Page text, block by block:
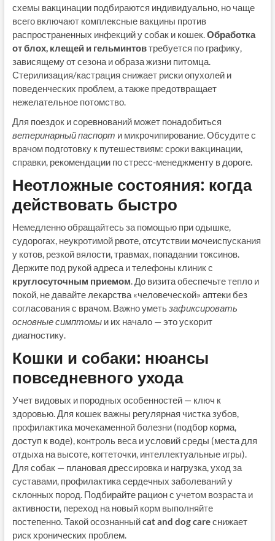
схемы вакцинации подбираются индивидуально, но чаще
всего включают комплексные вакцины против
распространенных инфекций у собак и кошек.Обработка
от блох, клещей и гельминтовтребуется по графику,
зависящему от сезона и образа жизни питомца.
Стерилизация/кастрация снижает риски опухолей и
поведенческих проблем, а также предотвращает
нежелательное потомство.
Для поездок и соревнований может понадобиться
ветеринарный паспорт и микрочипирование. Обсудите с
врачом подготовку к путешествиям: сроки вакцинации,
справки, рекомендации по стресс-менеджменту в дороге.
Неотложные состояния: когда
действовать быстро
Немедленно обращайтесь за помощью при одышке,
судорогах, неукротимой рвоте, отсутствии мочеиспускания
у котов, резкой вялости, травмах, попадании токсинов.
Держите под рукой адреса и телефоны клиник с
круглосуточным приемом. До визита обеспечьте тепло и
покой, не давайте лекарства «человеческой» аптеки без
согласования с врачом. Важно уметьзафиксировать
основные симптомыи их начало — это ускорит
диагностику.
Кошки и собаки: нюансы
повседневного ухода
Учет видовых и породных особенностей — ключ к
здоровью. Для кошек важны регулярная чистка зубов,
профилактика мочекаменной болезни (подбор корма,
доступ к воде), контроль веса и условий среды (места для
отдыха на высоте, когтеточки, интеллектуальные игры).
Для собак — плановая дрессировка и нагрузка, уход за
суставами, профилактика сердечных заболеваний у
склонных пород. Подбирайте рацион с учетом возраста и
активности, переход на новый корм выполняйте
постепенно. Такой осознанныйcat and dog careснижает
риск хронических проблем.